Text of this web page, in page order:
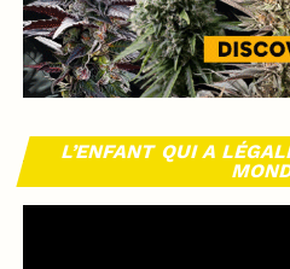
L’ENFANT QUI A